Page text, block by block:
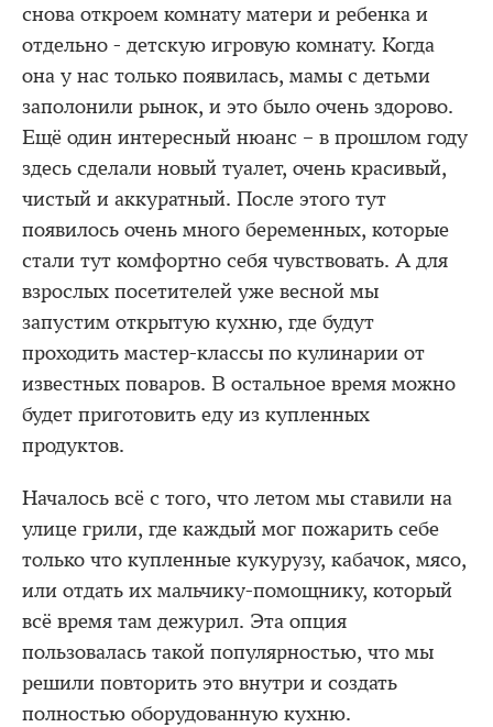
снова откроем комнату матери и ребенка и
отдельно - детскую игровую комнату. Когда
она у нас только появилась, мамы с детьми
заполонили рынок, и это было очень здорово.
Ещё один интересный нюанс – в прошлом году
здесь сделали новый туалет, очень красивый,
чистый и аккуратный. После этого тут
появилось очень много беременных, которые
стали тут комфортно себя чувствовать. А для
взрослых посетителей уже весной мы
запустим открытую кухню, где будут
проходить мастер-классы по кулинарии от
известных поваров. В остальное время можно
будет приготовить еду из купленных
продуктов.
Началось всё с того, что летом мы ставили на
улице грили, где каждый мог пожарить себе
только что купленные кукурузу, кабачок, мясо,
или отдать их мальчику-помощнику, который
всё время там дежурил. Эта опция
пользовалась такой популярностью, что мы
решили повторить это внутри и создать
полностью оборудованную кухню.